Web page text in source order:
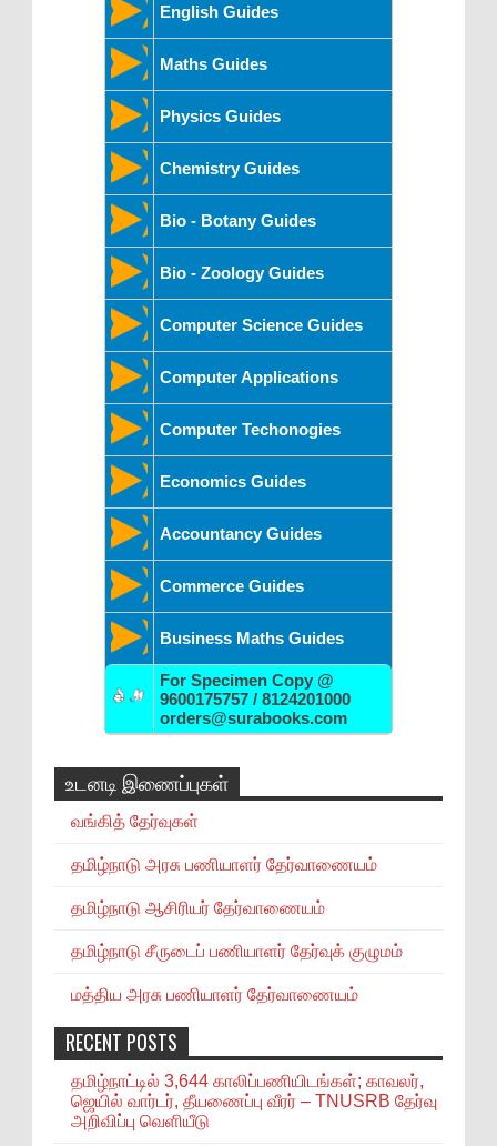
English Guides
Maths Guides
Physics Guides
Chemistry Guides
Bio - Botany Guides
Bio - Zoology Guides
Computer Science Guides
Computer Applications
Computer Techonogies
Economics Guides
Accountancy Guides
Commerce Guides
Business Maths Guides
For Specimen Copy @
9600175757 / 8124201000
orders@surabooks.com
உடனடி இணைப்புகள்
வங்கித் தேர்வுகள்
தமிழ்நாடு அரசு பணியாளர் தேர்வாணையம்
தமிழ்நாடு ஆசிரியர் தேர்வாணையம்
தமிழ்நாடு சீருடைப் பணியாளர் தேர்வுக் குழுமம்
மத்திய அரசு பணியாளர் தேர்வாணையம்
RECENT POSTS
தமிழ்நாட்டில் 3,644 காலிப்பணியிடங்கள்; காவலர்,
ஜெயில் வார்டர், தீயணைப்பு வீரர் – TNUSRB தேர்வு
அறிவிப்பு வெளியீடு